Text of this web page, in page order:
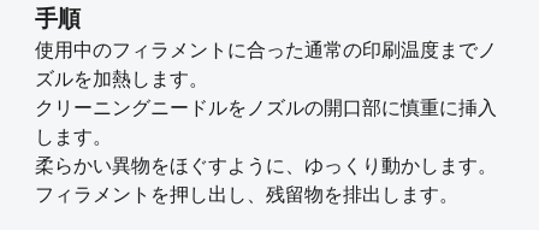
手順
使用中のフィラメントに合った通常の印刷温度までノ
ズルを加熱します。
クリーニングニードルをノズルの開口部に慎重に挿入
します。
柔らかい異物をほぐすように、ゆっくり動かします。
フィラメントを押し出し、残留物を排出します。